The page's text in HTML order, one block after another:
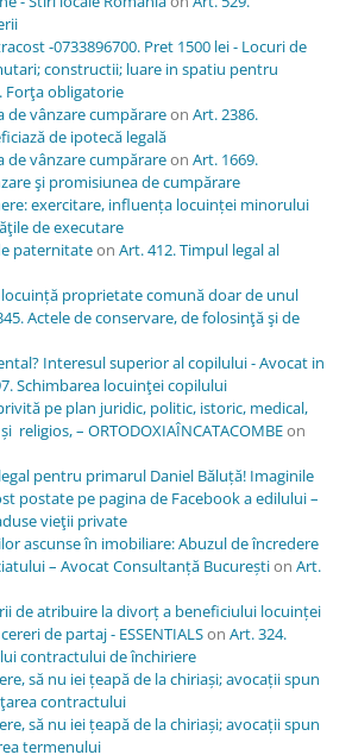
-0733896700. Pret 1500 lei - Locuri de
constructii; luare in spatiu pentru
Forţa obligatorie
de vânzare cumpărareon Art. 2386.
de ipotecă legală
de vânzare cumpărareon Art. 1669.
şi promisiunea de cumpărare
exercitare, influența locuinței minorului
de executare
paternitateon Art. 412. Timpul legal al
proprietate comună doar de unul
Actele de conservare, de folosinţă şi de
Interesul superior al copilului - Avocat in
Schimbarea locuinţei copilului
pe plan juridic, politic, istoric, medical,
religios, – ORTODOXIAÎNCATACOMBEon
pentru primarul Daniel Băluță! Imaginile
postate pe pagina de Facebook a edilului –
vieţii private
ascunse în imobiliare: Abuzul de încredere
– Avocat Consultanță Bucureștion Art.
de atribuire la divorț a beneficiului locuinței
de partaj - ESSENTIALSon Art. 324.
contractului de închiriere
să nu iei țeapă de la chiriași; avocații spun
contractului
să nu iei țeapă de la chiriași; avocații spun
termenului